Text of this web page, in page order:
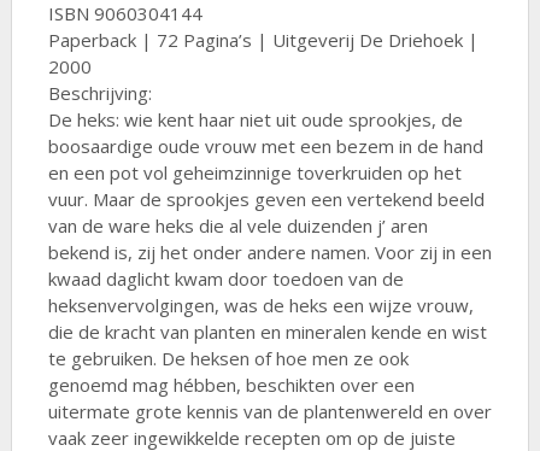
ISBN 9060304144
Paperback | 72 Pagina’s | Uitgeverij De Driehoek |
2000
Beschrijving:
De heks: wie kent haar niet uit oude sprookjes, de
boosaardige oude vrouw met een bezem in de hand
en een pot vol geheimzinnige toverkruiden op het
vuur. Maar de sprookjes geven een vertekend beeld
van de ware heks die al vele duizenden j’ aren
bekend is, zij het onder andere namen. Voor zij in een
kwaad daglicht kwam door toedoen van de
heksenvervolgingen, was de heks een wijze vrouw,
die de kracht van planten en mineralen kende en wist
te gebruiken. De heksen of hoe men ze ook
genoemd mag hébben, beschikten over een
uitermate grote kennis van de plantenwereld en over
vaak zeer ingewikkelde recepten om op de juiste